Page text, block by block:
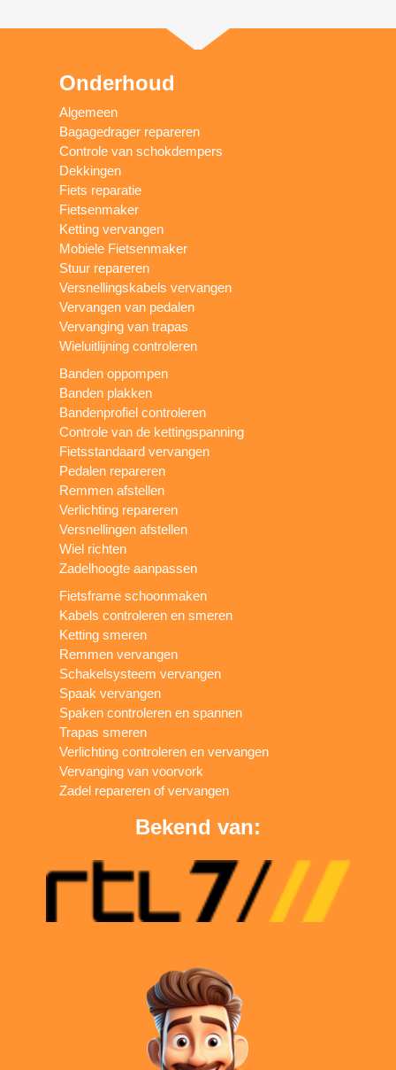
Onderhoud
Algemeen
Bagagedrager repareren
Controle van schokdempers
Dekkingen
Fiets reparatie
Fietsenmaker
Ketting vervangen
Mobiele Fietsenmaker
Stuur repareren
Versnellingskabels vervangen
Vervangen van pedalen
Vervanging van trapas
Wieluitlijning controleren
Banden oppompen
Banden plakken
Bandenprofiel controleren
Controle van de kettingspanning
Fietsstandaard vervangen
Pedalen repareren
Remmen afstellen
Verlichting repareren
Versnellingen afstellen
Wiel richten
Zadelhoogte aanpassen
Fietsframe schoonmaken
Kabels controleren en smeren
Ketting smeren
Remmen vervangen
Schakelsysteem vervangen
Spaak vervangen
Spaken controleren en spannen
Trapas smeren
Verlichting controleren en vervangen
Vervanging van voorvork
Zadel repareren of vervangen
Bekend van: